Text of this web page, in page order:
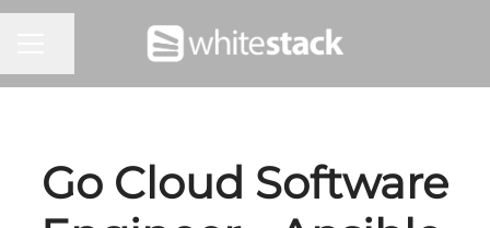
MENÚ DE EMPLEO
Compartir página
Go Cloud Software